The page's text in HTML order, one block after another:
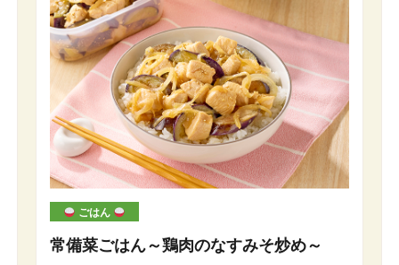
ごはん
常備菜ごはん～鶏肉のなすみそ炒め～